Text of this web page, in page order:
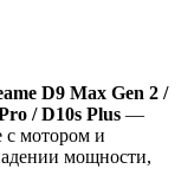
D9 Max Gen 2 /
/ D10s Plus —
с мотором и
мощности,